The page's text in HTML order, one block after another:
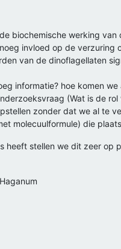
biochemische werking van
invloed op de
van de dinoflagellaten
informatie? hoe komen we
(Wat is de
zonder dat we al te
molecuulformule) die
heeft stellen we dit zeer op